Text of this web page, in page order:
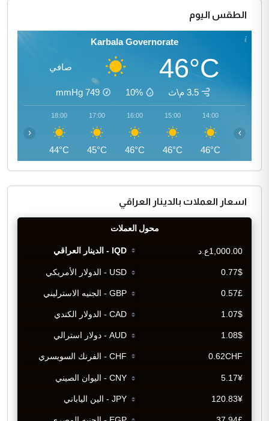
الطقس اليوم
Karbala Governorate
46°C صافي
3.5 م\ث 10%
749
mmHg
14:00
46°C
15:00
46°C
16:00
46°C
17:00
45°C
18:00
44°C
‹ ›
اسعار العملات بالدينار العراقي